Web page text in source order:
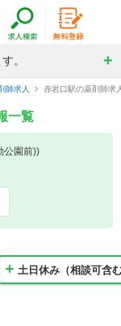
。
師求人 赤岩口駅の薬剤師求
一覧
公園前))
土日休み（相談可含